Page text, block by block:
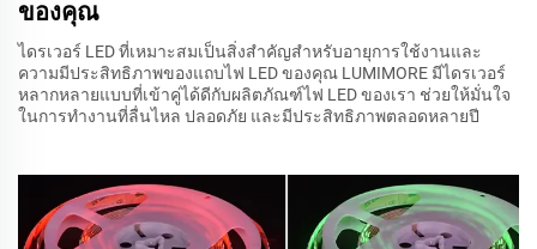
ของคุณ
ไดรเวอร์ LED ที่เหมาะสมเป็นสิ่งสำคัญสำหรับอายุการใช้งานและ
ความมีประสิทธิภาพของแถบไฟ LED ของคุณ LUMIMORE มีไดรเวอร์
หลากหลายแบบที่เข้าคู่ได้ดีกับผลิตภัณฑ์ไฟ LED ของเรา ช่วยให้มั่นใจ
ในการทำงานที่ลื่นไหล ปลอดภัย และมีประสิทธิภาพตลอดหลายปี